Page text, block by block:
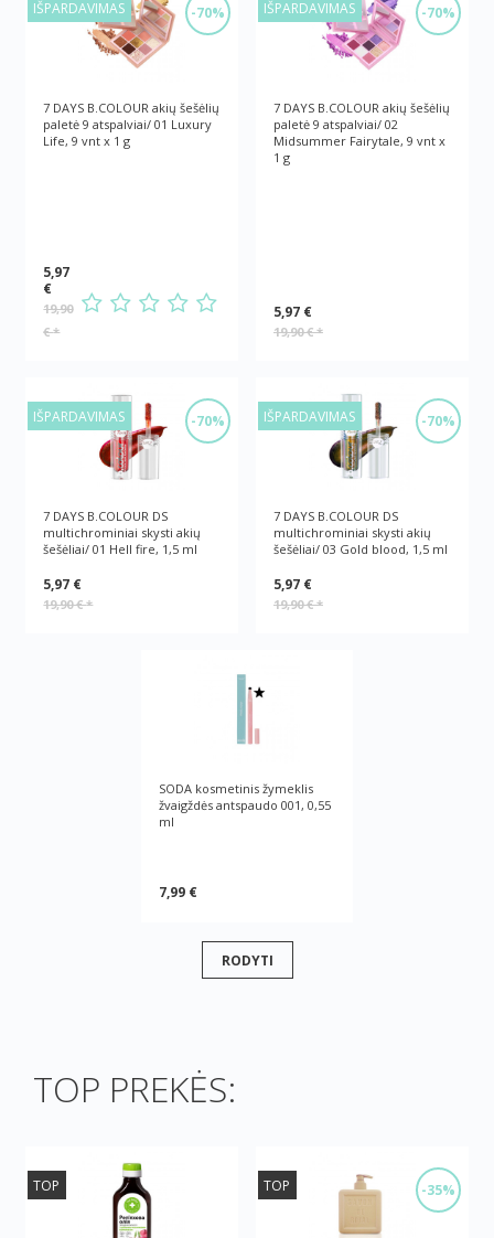
-70%
IŠPARDAVIMAS
7 DAYS B.COLOUR akių šešėlių
paletė 9 atspalviai/ 01 Luxury
Life, 9 vnt х 1 g
5,97
€
19,90
€*
-70%
IŠPARDAVIMAS
7 DAYS B.COLOUR akių šešėlių
paletė 9 atspalviai/ 02
Midsummer Fairytale, 9 vnt х
1 g
5,97 €
19,90 €*
-70%
IŠPARDAVIMAS
7 DAYS B.COLOUR DS
multichrominiai skysti akių
šešėliai/ 01 Hell fire, 1,5 ml
5,97 €
19,90 €*
-70%
IŠPARDAVIMAS
7 DAYS B.COLOUR DS
multichrominiai skysti akių
šešėliai/ 03 Gold blood, 1,5 ml
5,97 €
19,90 €*
SODA kosmetinis žymeklis
žvaigždės antspaudo 001, 0,55
ml
7,99 €
RODYTI
TOP PREKĖS:
TOP -35%
TOP